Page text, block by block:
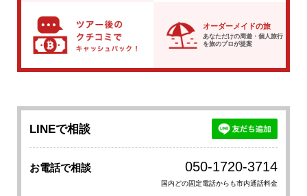
オーダーメイドの旅
あなただけの周遊・個人旅行
を旅のプロが提案
LINEで相談
お電話で相談 050-1720-3714
国内どの固定電話からも市内通話料金